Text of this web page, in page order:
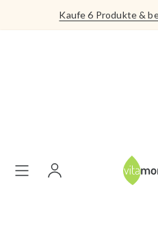
zum
Kaufe 6 Produkte &